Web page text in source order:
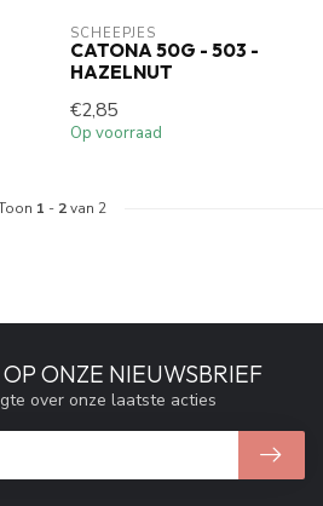
SCHEEPJES
CATONA 50G - 503 -
HAZELNUT
€2,85
Op voorraad
1 - 2van 2
ONZE NIEUWSBRIEF
over onze laatste acties